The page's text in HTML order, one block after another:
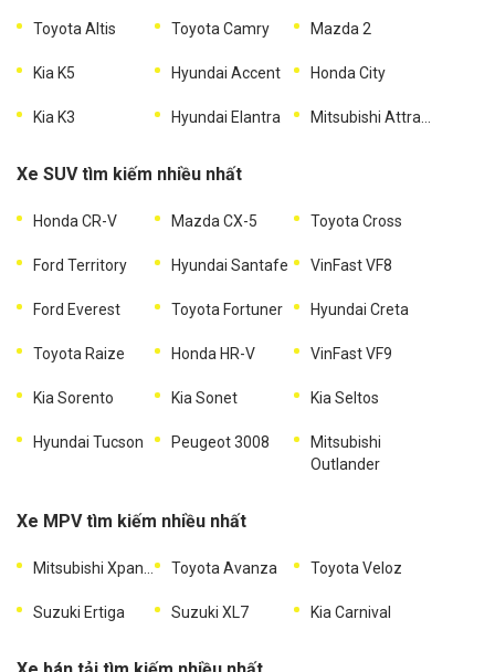
Toyota Altis Toyota Camry Mazda 2
Kia K5 Hyundai Accent Honda City
Kia K3 Hyundai Elantra Mitsubishi Attrage
Xe SUV tìm kiếm nhiều nhất
Honda CR-V Mazda CX-5 Toyota Cross
Ford Territory Hyundai Santafe VinFast VF8
Ford Everest Toyota Fortuner Hyundai Creta
Toyota Raize Honda HR-V VinFast VF9
Kia Sorento Kia Sonet Kia Seltos
Hyundai Tucson Peugeot 3008
Mitsubishi
Outlander
Xe MPV tìm kiếm nhiều nhất
Mitsubishi Xpander Toyota Avanza Toyota Veloz
Suzuki Ertiga Suzuki XL7 Kia Carnival